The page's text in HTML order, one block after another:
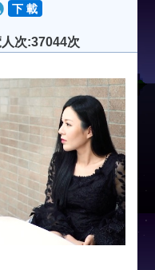
下 載
次:37044次